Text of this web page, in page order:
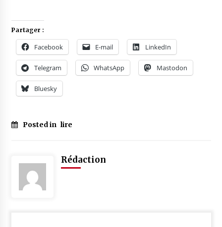
Partager :
Facebook E-mail LinkedIn
Telegram WhatsApp Mastodon
Bluesky
Posted in lire
Rédaction